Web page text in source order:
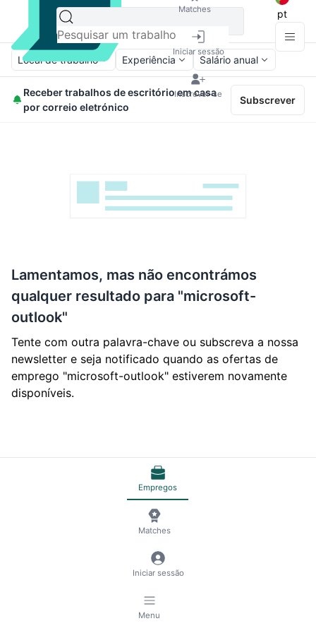
Matches
Iniciar sessão
Inscrever-se
pt
Local de trabalho Experiência Salário anual
Receber trabalhos de escritório em casa
por correio eletrónico
Subscrever
Lamentamos, mas não encontrámos
qualquer resultado para "microsoft-
outlook"
Tente com outra palavra-chave ou subscreva a nossa
newsletter e seja notificado quando as ofertas de
emprego "microsoft-outlook" estiverem novamente
disponíveis.
Termos de Serviço
Empregos
Matches
Iniciar sessão
Menu